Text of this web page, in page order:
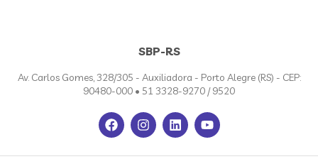
SBP-RS
Av. Carlos Gomes, 328/305 - Auxiliadora - Porto Alegre (RS) - CEP:
90480-000 • 51 3328-9270 / 9520